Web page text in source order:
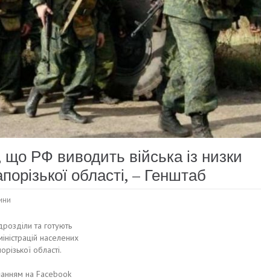
РФ виводить війська із низки
області, – Генштаб
та готують
населених
області.
на Facebook